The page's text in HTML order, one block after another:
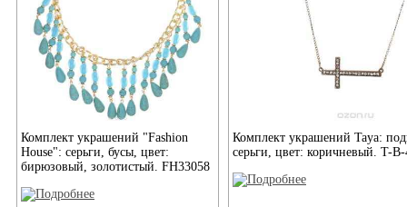
Комплект украшений "Fashion
House": серьги, бусы, цвет:
бирюзовый, золотистый. FH33058
Комплект украшений Taya:
серьги, цвет: коричневый. T-